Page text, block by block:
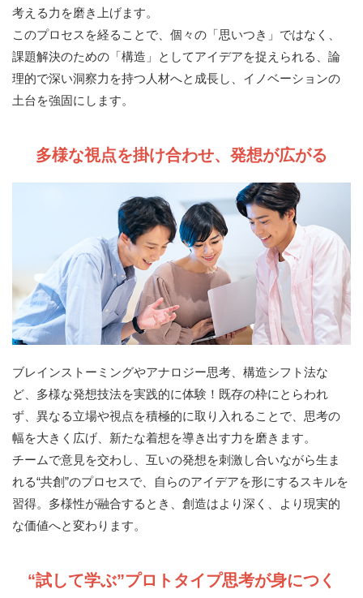
考える力を磨き上げます。
このプロセスを経ることで、個々の「思いつき」ではなく、
課題解決のための「構造」としてアイデアを捉えられる、論
理的で深い洞察力を持つ人材へと成長し、イノベーションの
土台を強固にします。
多様な視点を掛け合わせ、発想が広がる
ブレインストーミングやアナロジー思考、構造シフト法な
ど、多様な発想技法を実践的に体験！既存の枠にとらわれ
ず、異なる立場や視点を積極的に取り入れることで、思考の
幅を大きく広げ、新たな着想を導き出す力を磨きます。
チームで意見を交わし、互いの発想を刺激し合いながら生ま
れる“共創”のプロセスで、自らのアイデアを形にするスキルを
習得。多様性が融合するとき、創造はより深く、より現実的
な価値へと変わります。
“試して学ぶ”プロトタイプ思考が身につく